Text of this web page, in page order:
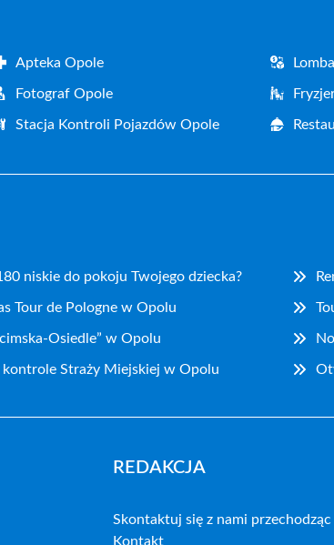
Apteka Opole
Fotograf Opole
Stacja Kontroli Pojazdów Opole
niskie do pokoju Twojego dziecka?
Tour de Pologne w Opolu
Osiedle” w Opolu
Straży Miejskiej w Opolu
REDAKCJA
Skontaktuj się z nami
Kontakt